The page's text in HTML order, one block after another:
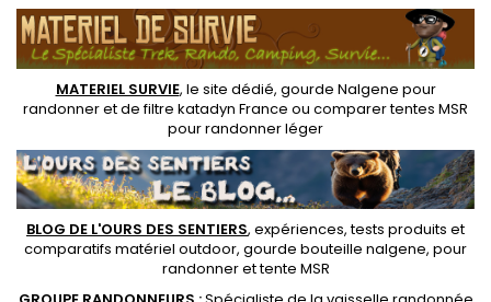
MATERIEL SURVIE, le site dédié, gourde Nalgene pour
randonneret defiltre katadyn France ou comparer tentes MSR
pour randonner léger
BLOG DE L'OURS DES SENTIERS, expériences, tests produits et
comparatifs matériel outdoor, gourde bouteille nalgene, pour
randonner ettente MSR